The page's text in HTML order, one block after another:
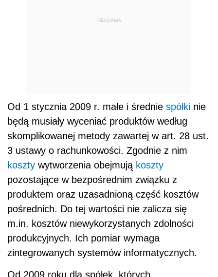
REKLAMA
Od 1 stycznia 2009 r. małe i średnie spółki nie
będą musiały wyceniać produktów według
skomplikowanej metody zawartej w art. 28 ust.
3 ustawy o rachunkowości. Zgodnie z nim
koszty wytworzenia obejmują koszty
pozostające w bezpośrednim związku z
produktem oraz uzasadnioną część kosztów
pośrednich. Do tej wartości nie zalicza się
m.in. kosztów niewykorzystanych zdolności
produkcyjnych. Ich pomiar wymaga
zintegrowanych systemów informatycznych.
Od 2009 roku dla spółek, których